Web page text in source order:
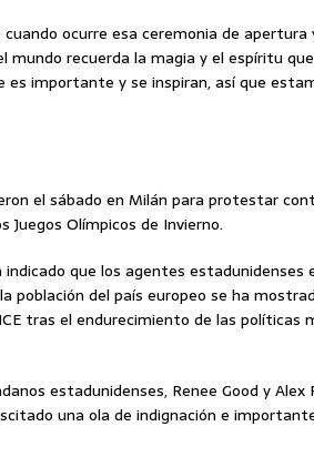
ocurre esa ceremonia de
mundo recuerda la magia y el espíritu
importante y se inspiran, así que
el sábado en Milán para protestar
Juegos Olímpicos de Invierno.
que los agentes estadunidenses
población del país europeo se ha
tras el endurecimiento de las políticas
estadunidenses, Renee Good y
una ola de indignación e